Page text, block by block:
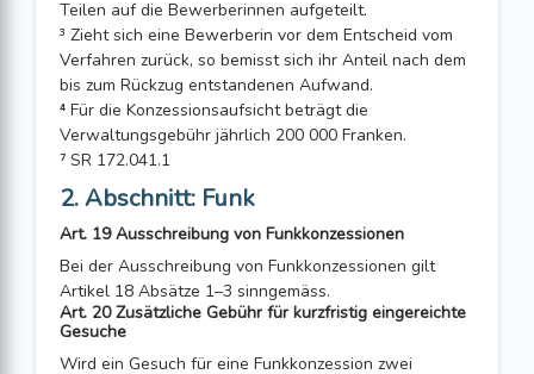
Teilen auf die Bewerberinnen aufgeteilt.
³ Zieht sich eine Bewerberin vor dem Entscheid vom
Verfahren zurück, so bemisst sich ihr An­teil nach dem
bis zum Rückzug entstandenen Aufwand.
⁴ Für die Konzessionsaufsicht beträgt die
Verwaltungsgebühr jährlich 200 000 Franken.
⁷ SR 172.041.1
2. Abschnitt: Funk
Art. 19 Ausschreibung von Funkkonzessionen
Bei der Ausschreibung von Funkkonzessionen gilt
Artikel 18 Absätze 1–3 sinn­gemäss.
Art. 20 Zusätzliche Gebühr für kurzfristig eingereichte
Gesuche
Wird ein Gesuch für eine Funkkonzession zwei